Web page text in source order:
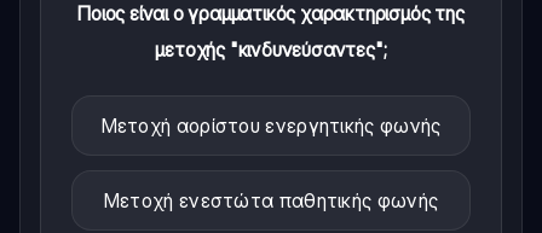
Ποιος είναι ο γραμματικός χαρακτηρισμός της
μετοχής "κινδυνεύσαντες";
Μετοχή αορίστου ενεργητικής φωνής
Μετοχή ενεστώτα παθητικής φωνής